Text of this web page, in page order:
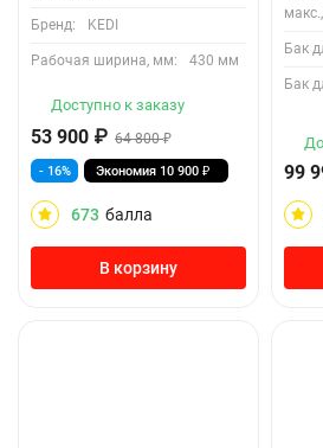
Бренд: KEDI
Рабочая ширина, мм: 430 мм
Доступно к заказу
53 900 ₽ 64 800₽
- 16% Экономия 10 900 ₽
673 балла
В корзину
Бак
Бак
99